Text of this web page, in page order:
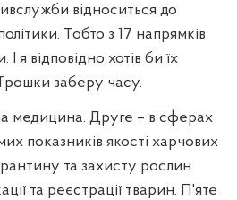
відноситься до
Тобто з 17 напрямків
І я відповідно хотів би їх
заберу часу.
медицина. Друге – в сферах
показників якості харчових
та захисту рослин.
та реєстрації тварин. П'яте